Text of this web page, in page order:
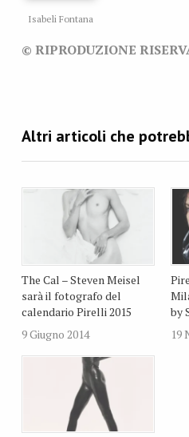
Isabeli Fontana
© RIPRODUZIONE
The Cal – Steven Meisel
sarà il fotografo del
calendario Pirelli 2015
9 Giugno 2014
by
19